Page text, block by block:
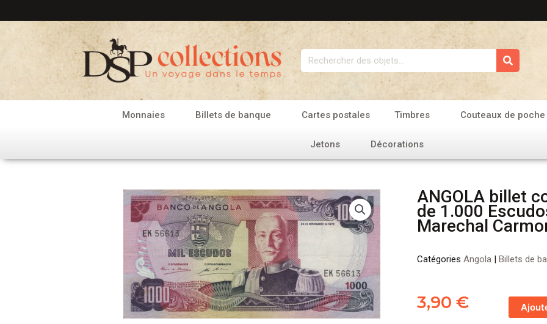
au
contenu
Rechercher
Monnaies Billets de banque Cartes postales Timbres Couteaux de poche
Jetons Décorations
ANGOLA billet
de 1.000
Marechal
Catégories Angola | Billets de
3,90 €
de
ANGOLA